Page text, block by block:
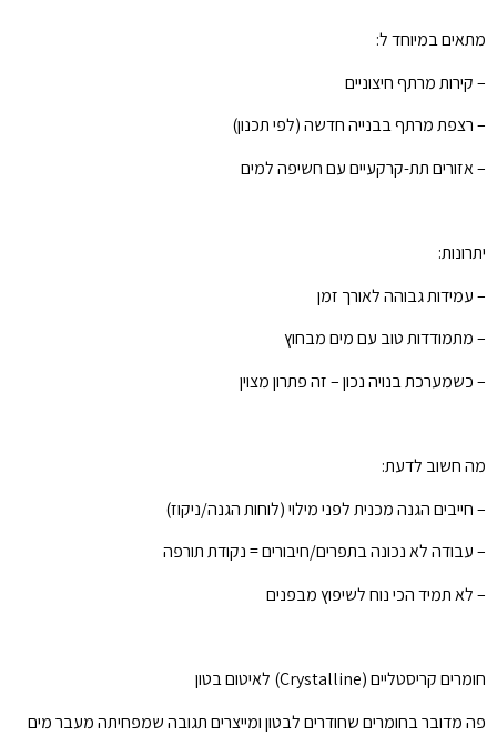
מתאים במיוחד ל:
– קירות מרתף חיצוניים
– רצפת מרתף בבנייה חדשה (לפי תכנון)
– אזורים תת-קרקעיים עם חשיפה למים
יתרונות:
– עמידות גבוהה לאורך זמן
– מתמודדות טוב עם מים מבחוץ
– כשמערכת בנויה נכון – זה פתרון מצוין
מה חשוב לדעת:
– חייבים הגנה מכנית לפני מילוי (לוחות הגנה/ניקוז)
– עבודה לא נכונה בתפרים/חיבורים = נקודת תורפה
– לא תמיד הכי נוח לשיפוץ מבפנים
חומרים קריסטליים (Crystalline) לאיטום בטון
פה מדובר בחומרים שחודרים לבטון ומייצרים תגובה שמפחיתה מעבר מים